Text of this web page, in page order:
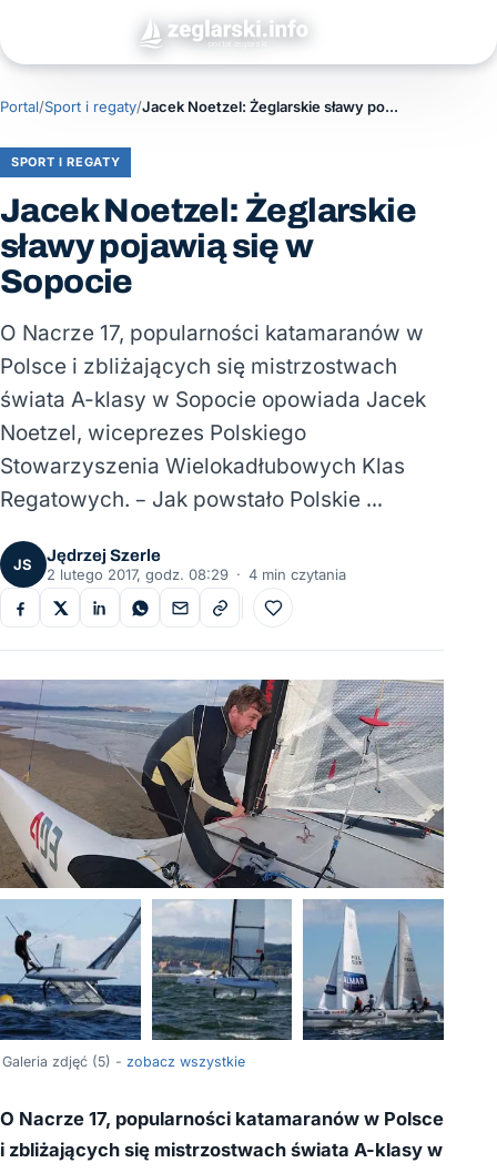
Portal/Sport i regaty/ Jacek Noetzel: Żeglarskie sławy pojawią się w Sopocie
SPORT I REGATY
Jacek Noetzel: Żeglarskie
sławy pojawią się w
Sopocie
O Nacrze 17, popularności katamaranów w
Polsce i zbliżających się mistrzostwach
świata A-klasy w Sopocie opowiada Jacek
Noetzel, wiceprezes Polskiego
Stowarzyszenia Wielokadłubowych Klas
Regatowych. – Jak powstało Polskie …
JS
Jędrzej Szerle
2 lutego 2017, godz. 08:29 · 4 min czytania
Do ulubionych
Galeria zdjęć (5) - zobacz wszystkie
O Nacrze 17, popularności katamaranów w Polsce
i zbliżających się mistrzostwach świata A-klasy w